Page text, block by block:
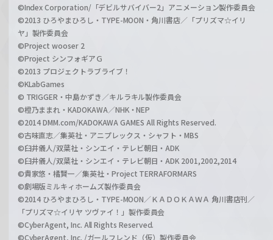
©Index Corporation/「デビルサバイバー2」アニメーション製作委員会
©2013 ひろやまひろし・TYPE-MOON・角川書店／「プリズマ☆イリ
ヤ」製作委員会
©Project wooser 2
©Project シンフォギアＧ
©2013 プロジェクトラブライブ！
©KLabGames
© TRIGGER・中島かずき／キルラキル製作委員会
©橙乃ままれ・KADOKAWA／NHK・NEP
©2014 DMM.com/KADOKAWA GAMES All Rights Reserved.
©古味直志／集英社・アニプレックス・シャフト・MBS
©臼井儀人/双葉社・シンエイ・テレビ朝日・ADK
©臼井儀人/双葉社・シンエイ・テレビ朝日・ADK 2001,2002,2014
©貴家悠・橘賢一／集英社・Project TERRAFORMARS
©劇場版ミルキィホームズ製作委員会
©2014 ひろやまひろし・TYPE-MOON／ＫＡＤＯＫＡＷＡ 角川書店刊／
「プリズマ☆イリヤ ツヴァイ！」製作委員会
©CyberAgent, Inc. All Rights Reserved.
©CyberAgent, Inc. /ガールフレンド（仮）製作委員会